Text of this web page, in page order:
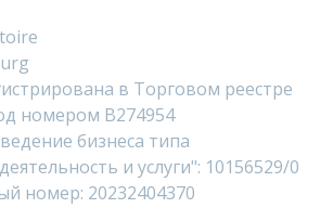
в Торговом реестре
номером B274954
бизнеса типа
и услуги": 10156529/0
номер: 20232404370